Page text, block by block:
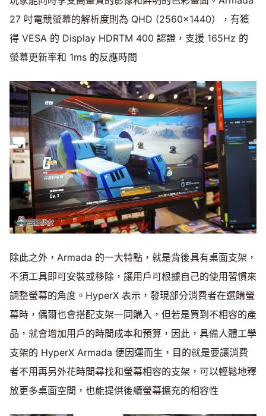
27 吋電競螢幕的解析度則為 QHD (2560x1440），有獲
得 VESA 的 Display HDRTM 400 認證，支援 165Hz 的
螢幕更新率和 1ms 的反應時間
除此之外，Armada 的一大特點，就是背後具有桌面支架，
不須工具即可安裝或移除，讓用戶可根據自己的使用習慣來
調整螢幕的角度。HyperX 表示，發現部分消費者在選購螢
幕時，偶爾也會搭配支架一同購入，但若是買到不相容的產
品，就會增加用戶的時間成本和預算，因此，具備人體工學
支架的 HyperX Armada 便因運而生，目的就是要讓消費
者不用再另外花時間尋找和螢幕相容的支架，可以輕鬆地釋
放更多桌面空間，也能提供後續螢幕擴充的相容性